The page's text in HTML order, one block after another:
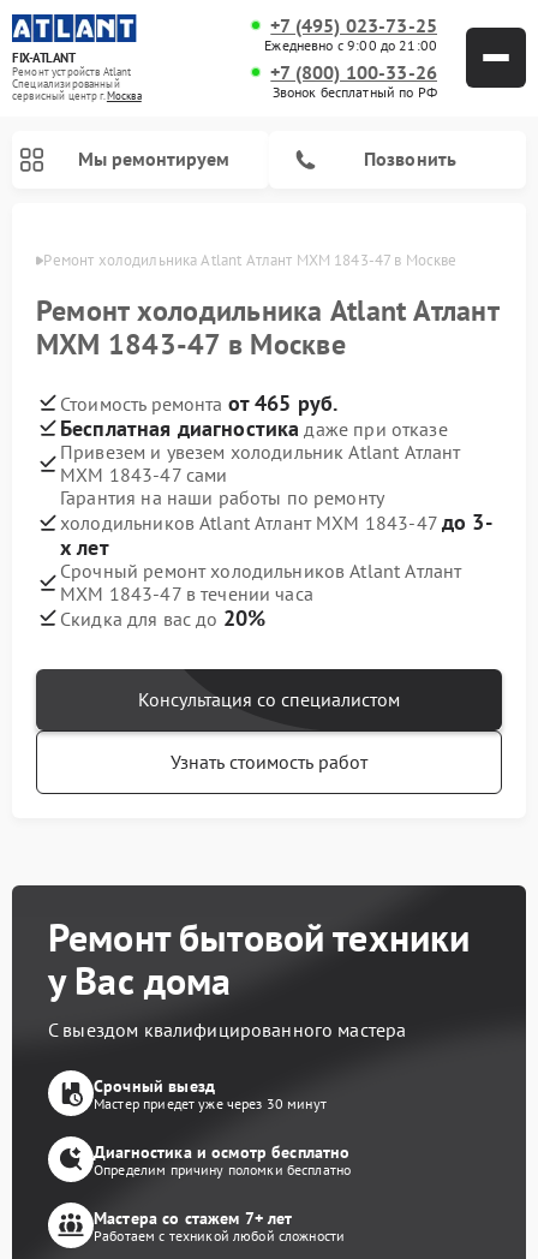
FIX-ATLANT
Ремонт устройств Atlant
Специализированный
cервисный центр г.Москва
+7 (495) 023-73-25
Ежедневно с 9:00 до 21:00
+7 (800) 100-33-26
Звонок бесплатный по РФ
Мы ремонтируем Позвонить
Ремонт холодильника Atlant Атлант МХМ 1843-47 в Москве
Ремонт холодильника Atlant Атлант
МХМ 1843-47 в Москве
Стоимость ремонта от 465 руб.
Бесплатная диагностика даже при отказе
Привезем и увезем холодильник Atlant Атлант
МХМ 1843-47 сами
Гарантия на наши работы по ремонту
холодильников Atlant Атлант МХМ 1843-47 до 3-
х лет
Срочный ремонт холодильников Atlant Атлант
МХМ 1843-47 в течении часа
Скидка для вас до 20%
Консультация со специалистом
Узнать стоимость работ
Ремонт бытовой техники
у Вас дома
С выездом квалифицированного мастера
Срочный выезд
Мастер приедет уже через 30 минут
Диагностика и осмотр бесплатно
Определим причину поломки бесплатно
Мастера со стажем 7+ лет
Работаем с техникой любой сложности